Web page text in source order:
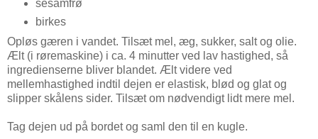
sesamfrø
birkes
Opløs gæren i vandet. Tilsæt mel, æg, sukker, salt og olie.
Ælt (i røremaskine) i ca. 4 minutter ved lav hastighed, så
ingredienserne bliver blandet. Ælt videre ved
mellemhastighed indtil dejen er elastisk, blød og glat og
slipper skålens sider. Tilsæt om nødvendigt lidt mere mel.
Tag dejen ud på bordet og saml den til en kugle.